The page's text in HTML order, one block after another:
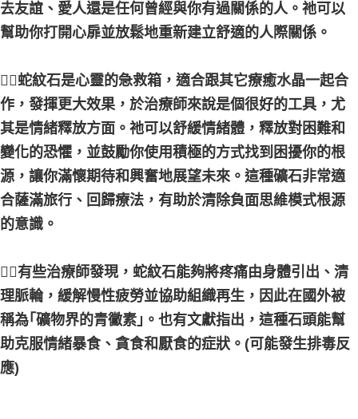
去友誼、愛人還是任何曾經與你有過關係的人。祂可以
幫助你打開心扉並放鬆地重新建立舒適的人際關係。
🧞‍♀️蛇紋石是心靈的急救箱，適合跟其它療癒水晶一起合
作，發揮更大效果，於治療師來說是個很好的工具，尤
其是情緒釋放方面。祂可以舒緩情緒體，釋放對困難和
變化的恐懼，並鼓勵你使用積極的方式找到困擾你的根
源，讓你滿懷期待和興奮地展望未來。這種礦石非常適
合薩滿旅行、回歸療法，有助於清除負面思維模式根源
的意識。
🧞‍♀️有些治療師發現，蛇紋石能夠將疼痛由身體引出、清
理脈輪，緩解慢性疲勞並協助組織再生，因此在國外被
稱為｢礦物界的青黴素｣。也有文獻指出，這種石頭能幫
助克服情緒暴食、貪食和厭食的症狀。(可能發生排毒反
應)